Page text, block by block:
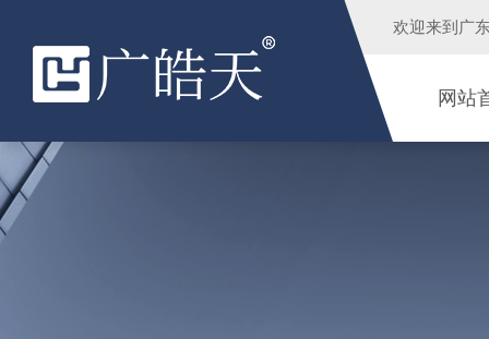
欢迎来到 广
网站